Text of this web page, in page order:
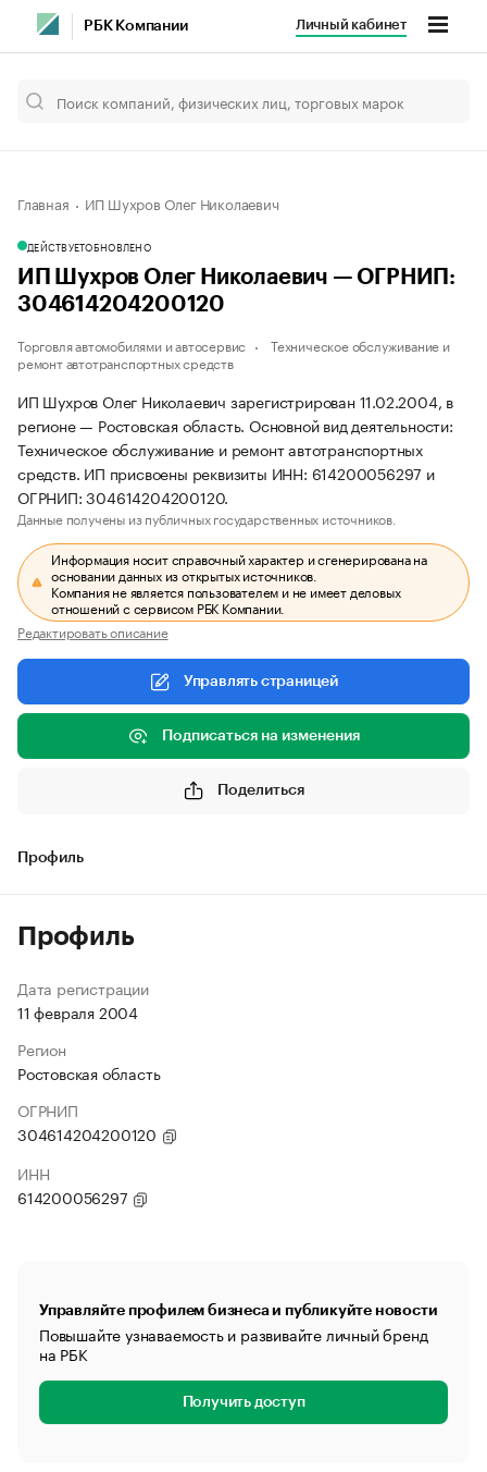
РБК Компании Личный кабинет
Главная ИП Шухров Олег Николаевич
ДЕЙСТВУЕТОБНОВЛЕНО
ИП Шухров Олег Николаевич — ОГРНИП:
304614204200120
Торговля автомобилями и автосервис
Техническое обслуживание и
ремонт автотранспортных средств
ИП Шухров Олег Николаевич зарегистрирован 11.02.2004, в
регионе — Ростовская область. Основной вид деятельности:
Техническое обслуживание и ремонт автотранспортных
средств. ИП присвоены реквизиты ИНН: 614200056297 и
ОГРНИП: 304614204200120.
Данные получены из публичных государственных источников.
Информация носит справочный характер и сгенерирована на
основании данных из открытых источников.
Компания не является пользователем и не имеет деловых
отношений с сервисом РБК Компании.
Редактировать описание
Управлять страницей
Подписаться на изменения
Поделиться
Профиль
Профиль
Дата регистрации
11 февраля 2004
Регион
Ростовская область
ОГРНИП
304614204200120
ИНН
614200056297
Управляйте профилем бизнеса и публикуйте новости
Повышайте узнаваемость и развивайте личный бренд
на РБК
Получить доступ